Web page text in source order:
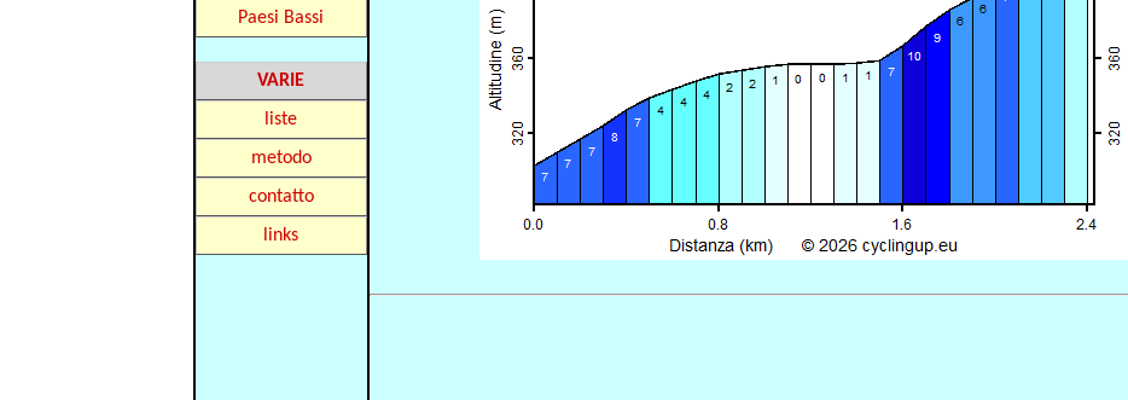
Paesi Bassi
VARIE
liste
metodo
contatto
links